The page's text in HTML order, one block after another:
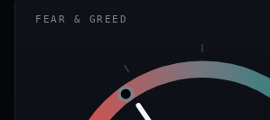
FEAR & GREED